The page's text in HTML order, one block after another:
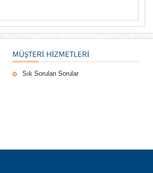
MÜŞTERI HIZMETLERI
Sık Sorulan Sorular